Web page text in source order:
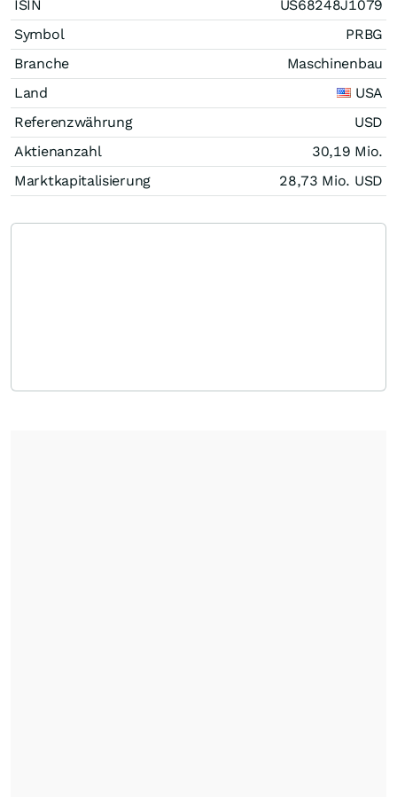
ISIN
US68248J1079
Symbol
PRBG
Branche
Maschinenbau
Land
USA
Referenzwährung
USD
Aktienanzahl
30,19 Mio.
Marktkapitalisierung
28,73 Mio. USD